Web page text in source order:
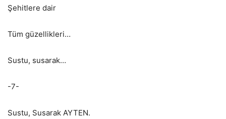
Şehitlere dair
Tüm güzellikleri…
Sustu, susarak…
-7-
Sustu, Susarak AYTEN.